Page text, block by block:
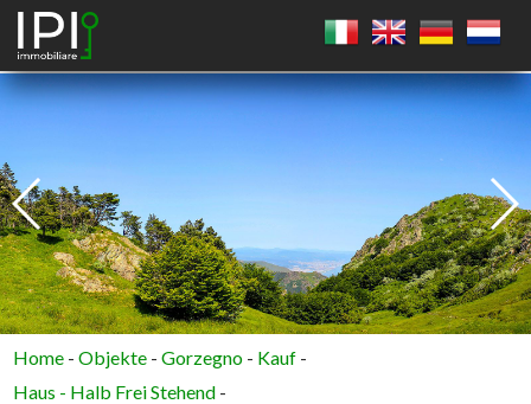
Home -Objekte -Gorzegno - Kauf -
Haus - Halb Frei Stehend -